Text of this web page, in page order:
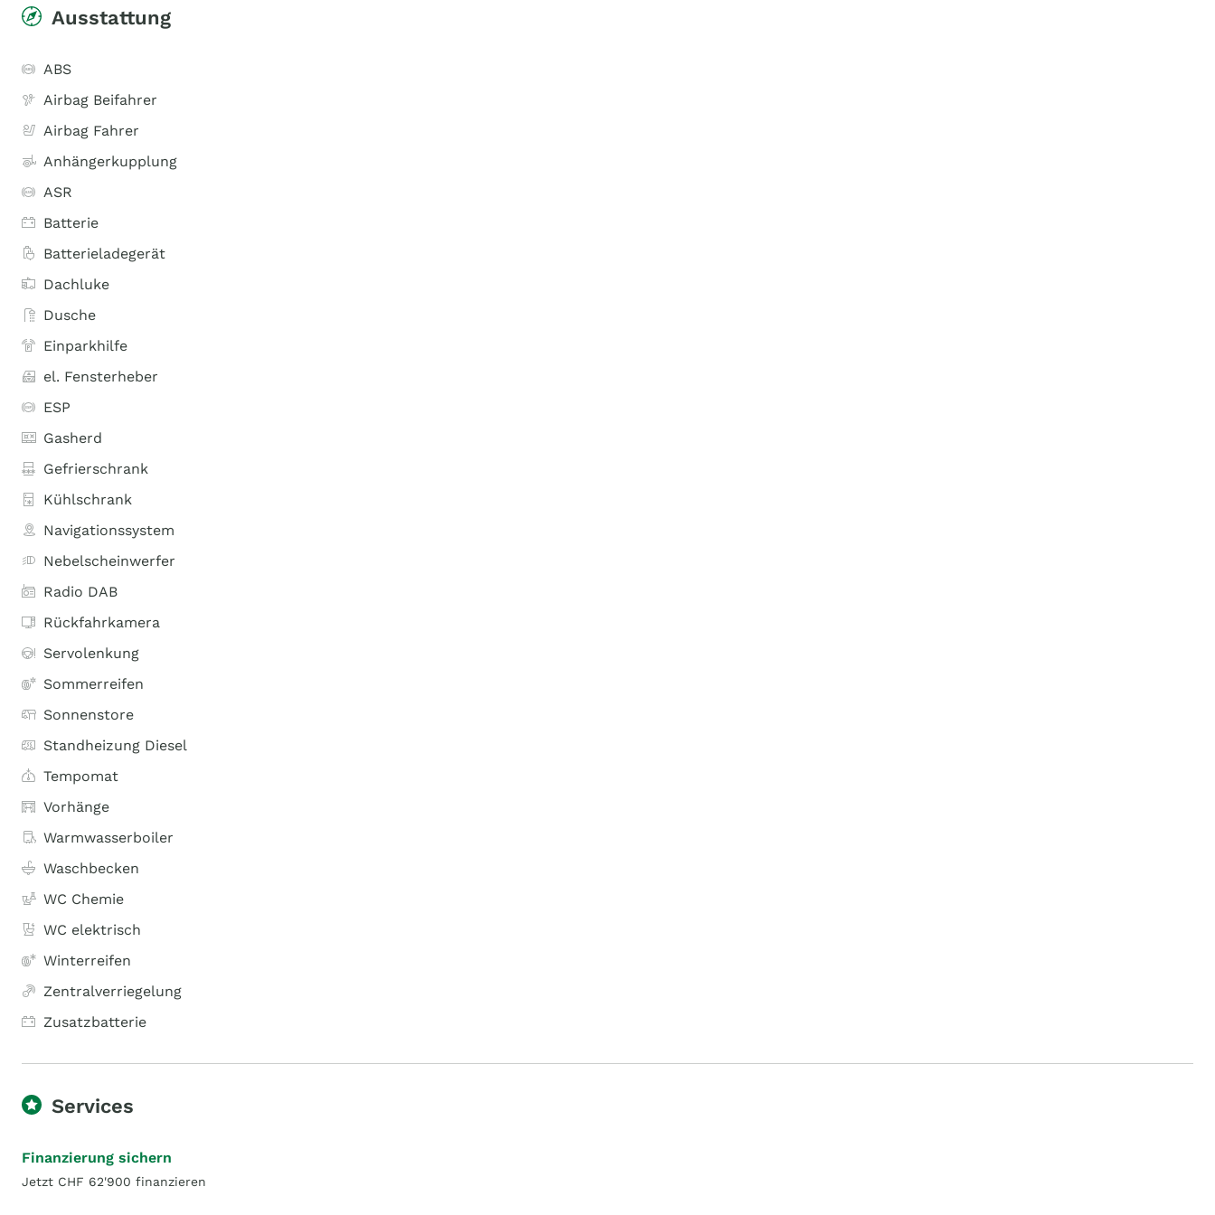
Ausstattung
ABS
Airbag Beifahrer
Airbag Fahrer
Anhängerkupplung
ASR
Batterie
Batterieladegerät
Dachluke
Dusche
Einparkhilfe
el. Fensterheber
ESP
Gasherd
Gefrierschrank
Kühlschrank
Navigationssystem
Nebelscheinwerfer
Radio DAB
Rückfahrkamera
Servolenkung
Sommerreifen
Sonnenstore
Standheizung Diesel
Tempomat
Vorhänge
Warmwasserboiler
Waschbecken
WC Chemie
WC elektrisch
Winterreifen
Zentralverriegelung
Zusatzbatterie
Services
Finanzierung sichern
Jetzt CHF 62'900 finanzieren